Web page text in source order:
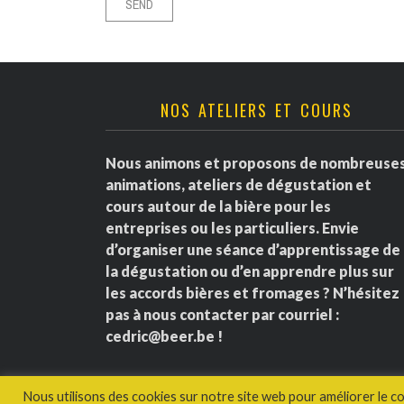
NOS ATELIERS ET COURS
Nous animons et proposons de
animations, ateliers de dégustation et
cours autour de la bière pour les
entreprises ou les particuliers. Envie
d’organiser une séance d’apprentissage de
la dégustation ou d’en apprendre plus sur
les accords bières et fromages ? N’hésitez
pas à nous contacter par courriel :
cedric@beer.be !
Nous utilisons des cookies sur notre site web pour améliorer le